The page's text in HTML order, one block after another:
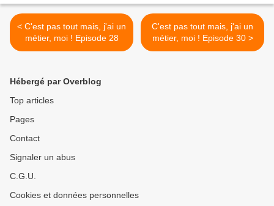
< C'est pas tout mais, j'ai un
métier, moi ! Episode 28
C'est pas tout mais, j'ai un
métier, moi ! Episode 30 >
Hébergé par Overblog
Top articles
Pages
Contact
Signaler un abus
C.G.U.
Cookies et données personnelles